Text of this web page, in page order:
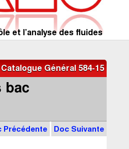
et l’analyse des fluides
Catalogue Général 584-15
bac
Précédente Doc Suivante